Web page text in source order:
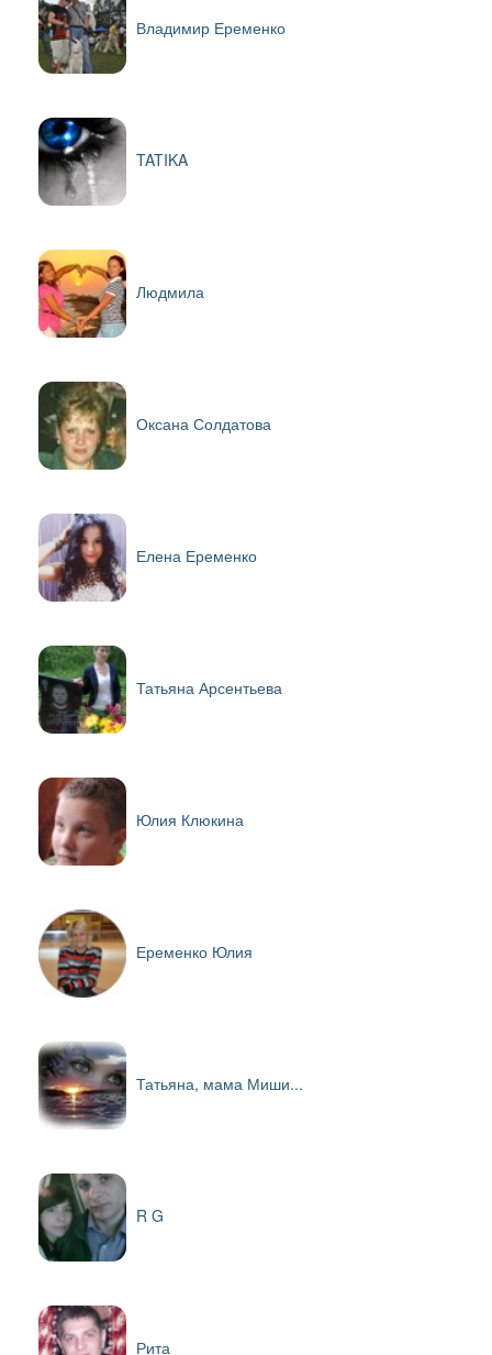
Владимир Еременко
TATIKA
Людмила
Оксана Солдатова
Елена Еременко
Татьяна Арсентьева
Юлия Клюкина
Еременко Юлия
Татьяна, мама Миши...
R G
Рита